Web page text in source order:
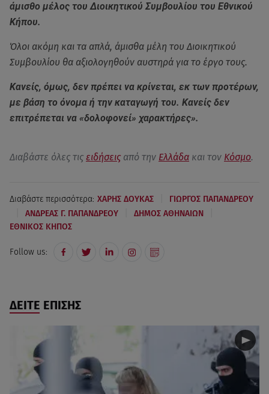
άμισθο μέλος του Διοικητικού Συμβουλίου του Εθνικού
Κήπου.
Όλοι ακόμη και τα απλά, άμισθα μέλη του Διοικητικού
Συμβουλίου θα αξιολογηθούν αυστηρά για το έργο τους.
Κανείς, όμως, δεν πρέπει να κρίνεται, εκ των προτέρων,
με βάση το όνομα ή την καταγωγή του. Κανείς δεν
επιτρέπεται να «δολοφονεί» χαρακτήρες».
Διαβάστε όλες τις ειδήσεις από την Ελλάδα και τον Κόσμο.
Διαβάστε περισσότερα: ΧΑΡΗΣ ΔΟΥΚΑΣ ΓΙΩΡΓΟΣ ΠΑΠΑΝΔΡΕΟΥ
ΑΝΔΡΕΑΣ Γ. ΠΑΠΑΝΔΡΕΟΥ ΔΗΜΟΣ ΑΘΗΝΑΙΩΝ
ΕΘΝΙΚΟΣ ΚΗΠΟΣ
Follow us:
ΔΕΙΤΕ ΕΠΙΣΗΣ